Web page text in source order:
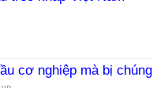
cơ nghiệp mà bị chúng